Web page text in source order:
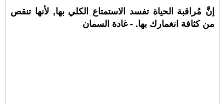
إنَّ مُراقبة الحياة تفسد الاستمتاع الكلي بها, لأنها تنقص
من كثافة انغمارك بها. - غادة السمان